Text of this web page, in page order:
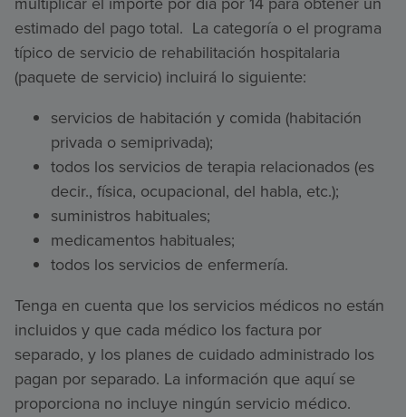
estimado del pago total. La categoría o el programa
típico de servicio de rehabilitación hospitalaria
(paquete de servicio) incluirá lo siguiente:
servicios de habitación y comida (habitación
privada o semiprivada);
todos los servicios de terapia relacionados (es
decir., física, ocupacional, del habla, etc.);
suministros habituales;
medicamentos habituales;
todos los servicios de enfermería.
Tenga en cuenta que los servicios médicos no están
incluidos y que cada médico los factura por
separado, y los planes de cuidado administrado los
pagan por separado. La información que aquí se
proporciona no incluye ningún servicio médico.